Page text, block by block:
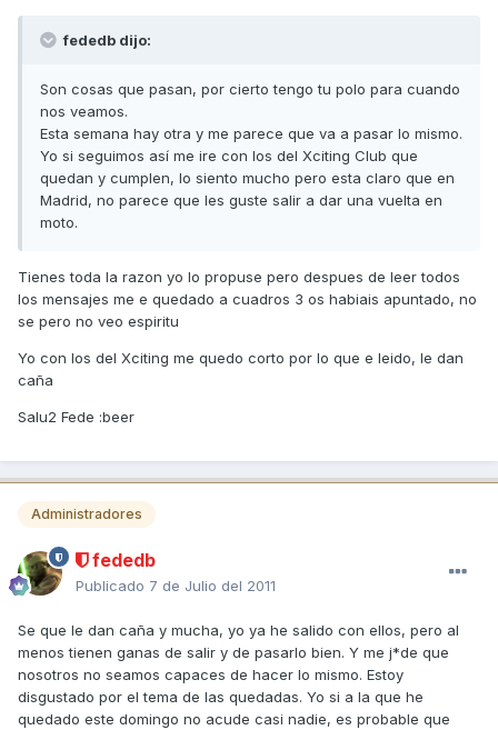
fededb dijo:
Son cosas que pasan, por cierto tengo tu polo para cuando
nos veamos.
Esta semana hay otra y me parece que va a pasar lo mismo.
Yo si seguimos así me ire con los del Xciting Club que
quedan y cumplen, lo siento mucho pero esta claro que en
Madrid, no parece que les guste salir a dar una vuelta en
moto.
Tienes toda la razon yo lo propuse pero despues de leer todos
los mensajes me e quedado a cuadros 3 os habiais apuntado, no
se pero no veo espiritu
Yo con los del Xciting me quedo corto por lo que e leido, le dan
caña
Salu2 Fede :beer
Administradores
fededb
Publicado 7 de Julio del 2011
Se que le dan caña y mucha, yo ya he salido con ellos, pero al
menos tienen ganas de salir y de pasarlo bien. Y me j*de que
nosotros no seamos capaces de hacer lo mismo. Estoy
disgustado por el tema de las quedadas. Yo si a la que he
quedado este domingo no acude casi nadie, es probable que